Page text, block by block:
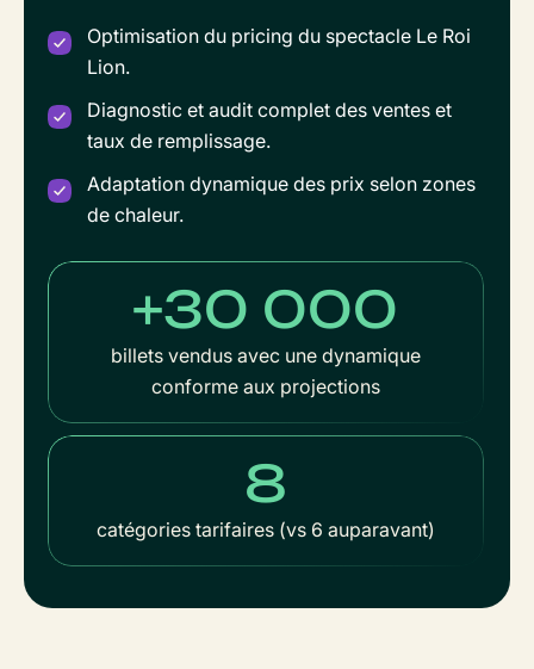
Optimisation du pricing du spectacle Le Roi
Lion.
Diagnostic et audit complet des ventes et
taux de remplissage.
Adaptation dynamique des prix selon zones
de chaleur.
+30 000
billets vendus avec une dynamique
conforme aux projections
8
catégories tarifaires (vs 6 auparavant)